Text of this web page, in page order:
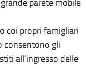
parete mobile
coi propri famigliari
consentono gli
all’ingresso delle